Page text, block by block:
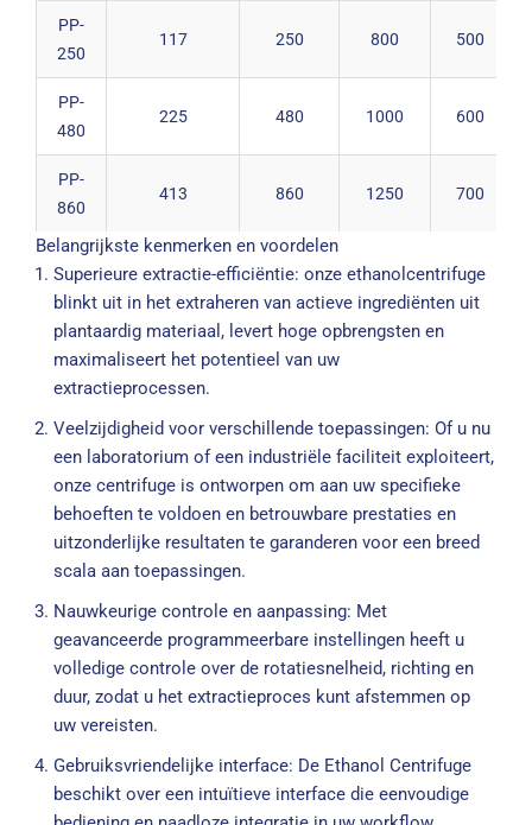
PP-
250
117 250 800 500
PP-
480
225 480 1000 600
PP-
860
413 860 1250 700
Belangrijkste kenmerken en voordelen
Superieure extractie-efficiëntie: onze ethanolcentrifuge
blinkt uit in het extraheren van actieve ingrediënten uit
plantaardig materiaal, levert hoge opbrengsten en
maximaliseert het potentieel van uw
extractieprocessen.
Veelzijdigheid voor verschillende toepassingen: Of u nu
een laboratorium of een industriële faciliteit exploiteert,
onze centrifuge is ontworpen om aan uw specifieke
behoeften te voldoen en betrouwbare prestaties en
uitzonderlijke resultaten te garanderen voor een breed
scala aan toepassingen.
Nauwkeurige controle en aanpassing: Met
geavanceerde programmeerbare instellingen heeft u
volledige controle over de rotatiesnelheid, richting en
duur, zodat u het extractieproces kunt afstemmen op
uw vereisten.
Gebruiksvriendelijke interface: De Ethanol Centrifuge
beschikt over een intuïtieve interface die eenvoudige